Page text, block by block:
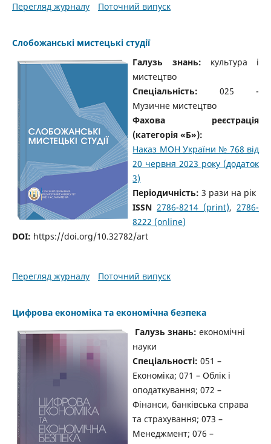
Перегляд журналу
Поточний випуск
Слобожанські мистецькі студії
Галузь знань: культура і
мистецтво
Спеціальність:025 -
Музичне мистецтво
Фахова реєстрація
(категорія «Б»):
Наказ МОН України № 768 від
20 червня 2023 року (додаток
3)
Періодичність: 3 рази на рік
ISSN 2786-8214 (print), 2786-
8222 (online)
DOI: https://doi.org/10.32782/art
Перегляд журналу Поточний випуск
Цифрова економіка та економічна безпека
Галузь знань:економічні
науки
Спеціальності:051 –
Економіка; 071 – Облік і
оподаткування; 072 –
Фінанси, банківська справа
та страхування; 073 –
Менеджмент; 076 –